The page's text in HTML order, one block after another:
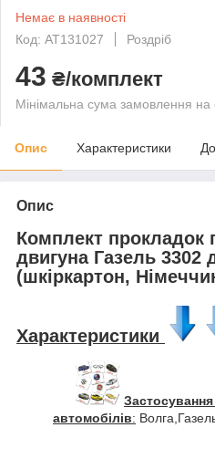
Немає в наявності
Код: AT131027
Роздріб
43 ₴/комплект
Мінімальна сума замовлення
Опис Характеристики
Опис
Комплект прокладок
двигуна Газель 3302
(шкіркартон,
Характеристики
автомобілів: